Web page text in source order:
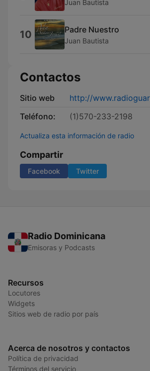
Juan Bautista
10 Padre Nuestro
Juan Bautista
Contactos
Sitio web
http://
Teléfono:
(1)570-233-2198
Actualiza esta información de radio
Compartir
Facebook Twitter
Radio Dominicana
Emisoras y Podcasts
Recursos
Locutores
Widgets
Sitios web de radio por país
Acerca de nosotros y contactos
Política de privacidad
Términos del servicio